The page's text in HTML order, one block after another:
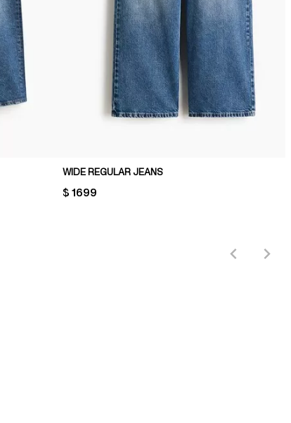
WIDE REGULAR JEANS
PRICE:
$ 1699